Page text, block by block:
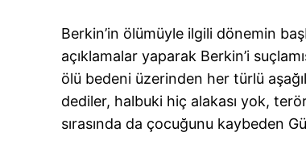
Berkin’in ölümüyle ilgili dönemin
açıklamalar yaparak Berkin’i
ölü bedeni üzerinden her türlü
dediler, halbuki hiç alakası yok,
sırasında da çocuğunu kaybeden